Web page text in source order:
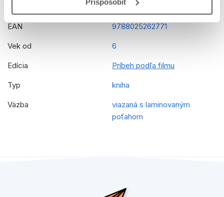
Disney - Zootropolis
EAN 9788025262771
Vek od 6
Edícia Príbeh podľa filmu
Typ kniha
Väzba
viazaná s laminovaným
poťahom